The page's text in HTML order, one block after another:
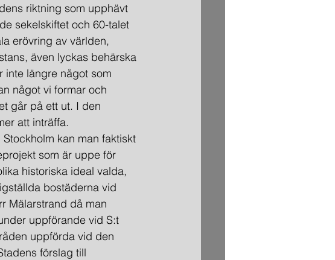
riktning som upphävt
sekelskiftet och 60-talet
erövring av världen,
även lyckas behärska
inte längre något som
något vi formar och
går på ett ut. I den
att inträffa.
kan man faktiskt
som är uppe för
historiska ideal valda,
bostäderna vid
Mälarstrand då man
uppförande vid S:t
uppförda vid den
förslag till